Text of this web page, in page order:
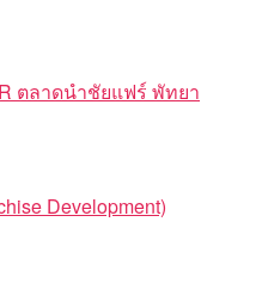
ตลาดนำชัยแฟร์ พัทยา
Development)